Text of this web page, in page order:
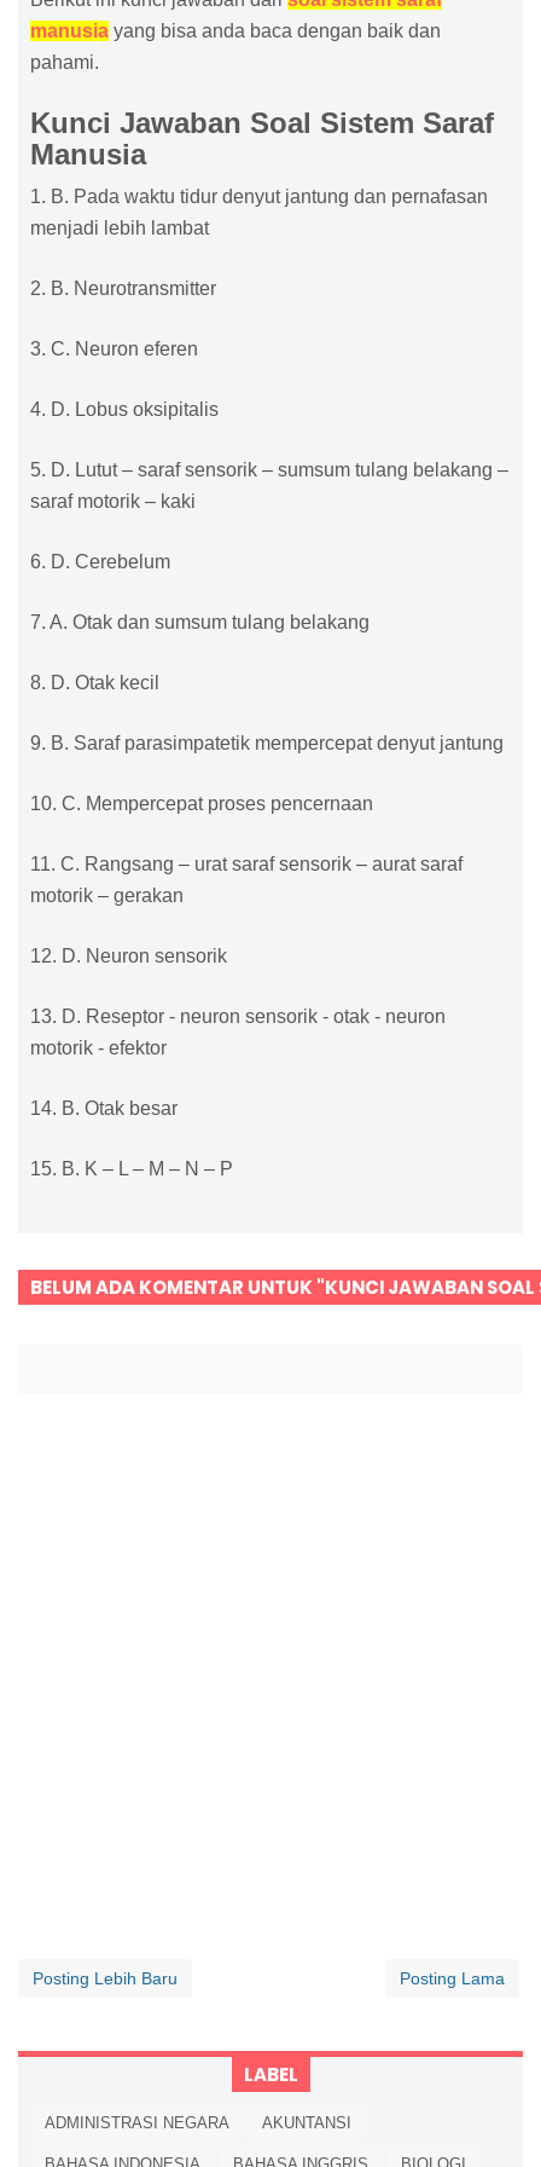
manusia yang bisa anda baca dengan baik dan
pahami.
Kunci Jawaban Soal Sistem Saraf
Manusia
1. B. Pada waktu tidur denyut jantung dan pernafasan
menjadi lebih lambat
2. B. Neurotransmitter
3. C. Neuron eferen
4. D. Lobus oksipitalis
5. D. Lutut – saraf sensorik – sumsum tulang belakang –
saraf motorik – kaki
6. D. Cerebelum
7. A. Otak dan sumsum tulang belakang
8. D. Otak kecil
9. B. Saraf parasimpatetik mempercepat denyut jantung
10. C. Mempercepat proses pencernaan
11. C. Rangsang – urat saraf sensorik – aurat saraf
motorik – gerakan
12. D. Neuron sensorik
13. D. Reseptor - neuron sensorik - otak - neuron
motorik - efektor
14. B. Otak besar
15. B. K – L – M – N – P
BELUM ADA KOMENTAR UNTUK "KUNCI JAWABAN SOAL
Posting Lebih Baru Posting Lama
LABEL
ADMINISTRASI NEGARA AKUNTANSI